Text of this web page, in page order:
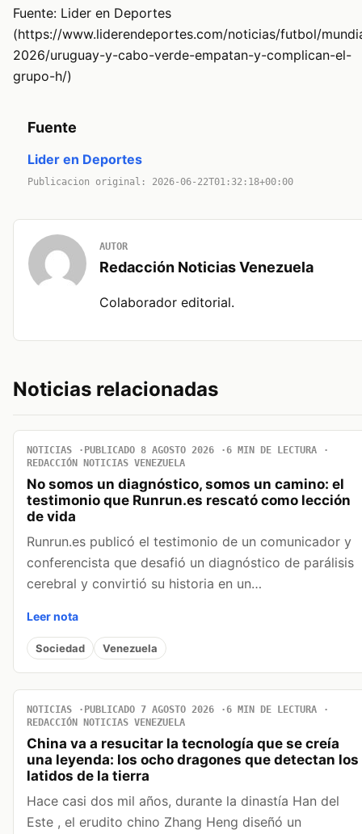
Fuente: Lider en Deportes
(https://www.liderendeportes.com/noticias/futbol/
2026/uruguay-y-cabo-verde-empatan-y-complican-el-
grupo-h/)
Fuente
Lider en Deportes
Publicacion original: 2026-06-22T01:32:18+00:00
AUTOR
Redacción Noticias Venezuela
Colaborador editorial.
Noticias relacionadas
NOTICIAS PUBLICADO 8 AGOSTO 2026
6 MIN DE LECTURA
REDACCIÓN NOTICIAS VENEZUELA
No somos un diagnóstico, somos un camino: el
testimonio que Runrun.es rescató como lección
de vida
Runrun.es publicó el testimonio de un comunicador y
conferencista que desafió un diagnóstico de parálisis
cerebral y convirtió su historia en un…
Leer nota
Sociedad Venezuela
NOTICIAS PUBLICADO 7 AGOSTO 2026
6 MIN DE LECTURA
REDACCIÓN NOTICIAS VENEZUELA
China va a resucitar la tecnología que se creía
una leyenda: los ocho dragones que detectan los
latidos de la tierra
Hace casi dos mil años, durante la dinastía Han del
Este , el erudito chino Zhang Heng diseñó un